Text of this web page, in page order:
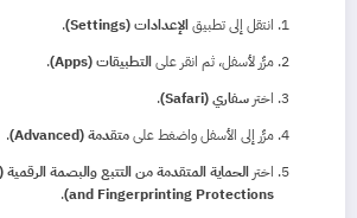
انتقل إلى تطبيقالإعدادات (Settings)
.
مرِّر لأسفل، ثم انقر علىالتطبيقات (Apps)
.
اختر سفاري (Safari)
.
مرِّر إلى الأسفل واضغط علىمتقدمة (Advanced)
.
اختر
and Fingerprinting Protections)
.